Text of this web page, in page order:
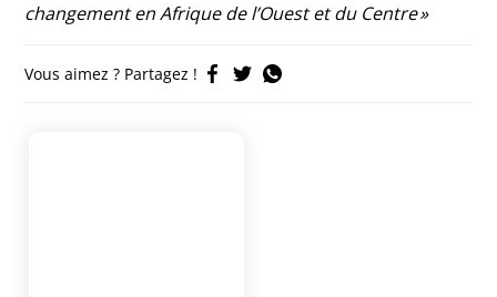
changement en Afrique de l’Ouest et du Centre »
Vous aimez ? Partagez !